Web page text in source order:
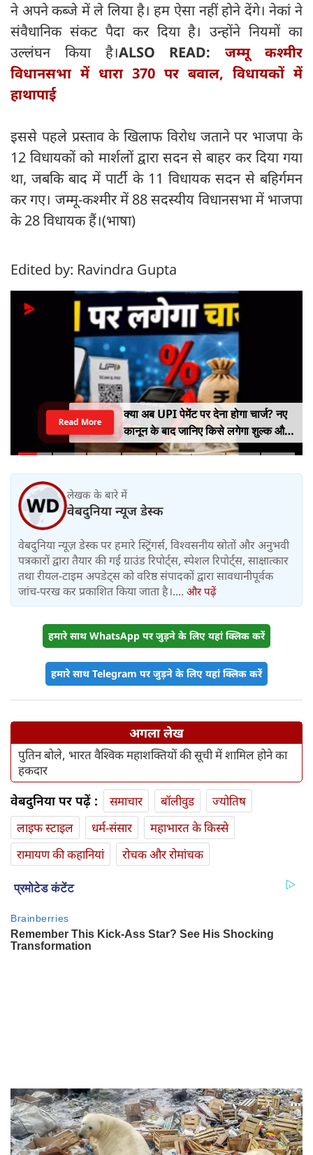
ने अपने कब्जे में ले लिया है। हम ऐसा नहीं होने देंगे। नेकां ने
संवैधानिक संकट पैदा कर दिया है। उन्होंने नियमों का
उल्लंघन किया है।ALSO READ:जम्मू कश्मीर
विधानसभा में धारा 370 पर बवाल, विधायकों में
हाथापाई
इससे पहले प्रस्ताव के खिलाफ विरोध जताने पर भाजपा के
12 विधायकों को मार्शलों द्वारा सदन से बाहर कर दिया गया
था, जबकि बाद में पार्टी के 11 विधायक सदन से बहिर्गमन
कर गए। जम्मू-कश्मीर में 88 सदस्यीय विधानसभा में भाजपा
के 28 विधायक हैं।(भाषा)
Edited by: Ravindra Gupta
क्या अब UPI पेमेंट पर देना होगा चार्ज? नए
कानून के बाद जानिए किसे लगेगा शुल्क और
किसे नहीं
Read More
लेखक के बारे में
वेबदुनिया न्यूज डेस्क
वेबदुनिया न्यूज़ डेस्क पर हमारे स्ट्रिंगर्स, विश्वसनीय स्रोतों और अनुभवी
पत्रकारों द्वारा तैयार की गई ग्राउंड रिपोर्ट्स, स्पेशल रिपोर्ट्स, साक्षात्कार
तथा रीयल-टाइम अपडेट्स को वरिष्ठ संपादकों द्वारा सावधानीपूर्वक
जांच-परख कर प्रकाशित किया जाता है।.... और पढ़ें
हमारे साथ WhatsApp पर जुड़ने के लिए यहां क्लिक करें
हमारे साथ Telegram पर जुड़ने के लिए यहां क्लिक करें
अगला लेख
पुतिन बोले, भारत वैश्विक महाशक्तियों की सूची में शामिल होने का
हकदार
वेबदुनिया पर पढ़ें : समाचार बॉलीवुड
ज्योतिष
लाइफ स्‍टाइल
धर्म-संसार
महाभारत के किस्से
रामायण की कहानियां
रोचक और रोमांचक